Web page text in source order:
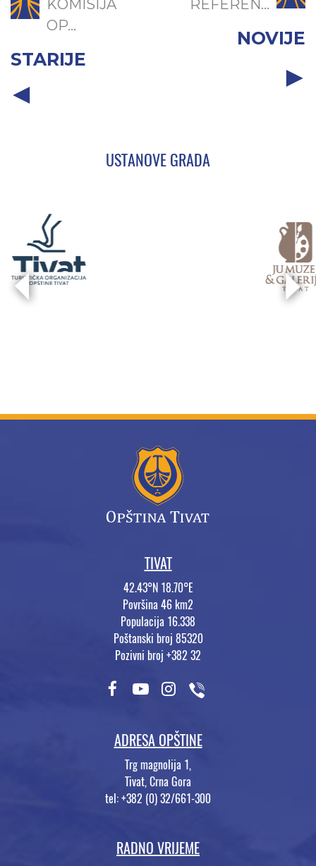
KOMISIJA
OP...
STARIJE
REFEREN...
NOVIJE
USTANOVE GRADA
TIVAT
42.43°N 18.70°E
Površina 46 km2
Populacija 16.338
Poštanski broj 85320
Pozivni broj +382 32
ADRESA OPŠTINE
Trg magnolija 1,
Tivat, Crna Gora
tel: +382 (0) 32/661-300
RADNO VRIJEME